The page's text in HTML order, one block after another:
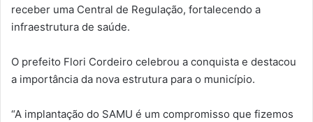
receber uma Central de Regulação, fortalecendo a
infraestrutura de saúde.
O prefeito Flori Cordeiro celebrou a conquista e destacou
a importância da nova estrutura para o município.
“A implantação do SAMU é um compromisso que fizemos